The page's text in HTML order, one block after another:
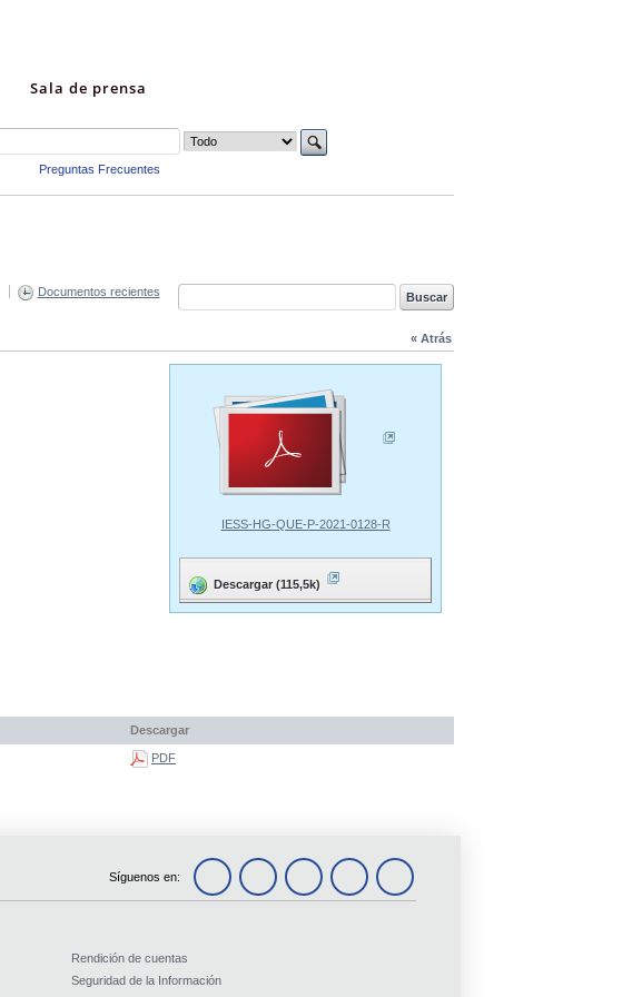
Sala de prensa
Preguntas Frecuentes
Documentos recientes
« Atrás
IESS-HG-QUE-P-2021-0128-R
Descargar (115,5k)
Descargar
PDF
Síguenos en:
Rendición de cuentas
Seguridad de la Información